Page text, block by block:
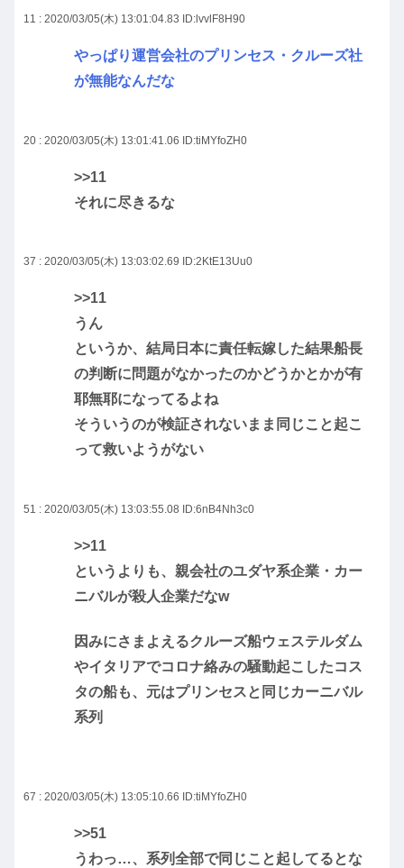
11 : 2020/03/05(木) 13:01:04.83 ID:lvvlF8H90
やっぱり運営会社のプリンセス・クルーズ社
が無能なんだな
20 : 2020/03/05(木) 13:01:41.06 ID:tiMYfoZH0
>>11
それに尽きるな
37 : 2020/03/05(木) 13:03:02.69 ID:2KtE13Uu0
>>11
うん
というか、結局日本に責任転嫁した結果船長
の判断に問題がなかったのかどうかとかが有
耶無耶になってるよね
そういうのが検証されないまま同じこと起こ
って救いようがない
51 : 2020/03/05(木) 13:03:55.08 ID:6nB4Nh3c0
>>11
というよりも、親会社のユダヤ系企業・カー
ニバルが殺人企業だなw
因みにさまよえるクルーズ船ウェステルダム
やイタリアでコロナ絡みの騒動起こしたコス
タの船も、元はプリンセスと同じカーニバル
系列
67 : 2020/03/05(木) 13:05:10.66 ID:tiMYfoZH0
>>51
うわっ…、系列全部で同じこと起してるとな